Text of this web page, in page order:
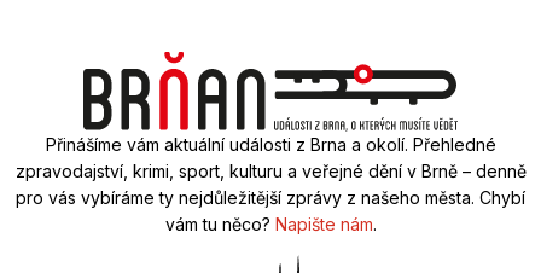
Přinášíme vám aktuální události z Brna a okolí. Přehledné
zpravodajství, krimi, sport, kulturu a veřejné dění v Brně – denně
pro vás vybíráme ty nejdůležitější zprávy z našeho města. Chybí
vám tu něco? Napište nám.